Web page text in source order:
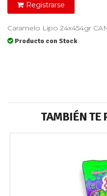
Registrarse
Caramelo Lipo 24x454gr
Producto con Stock
TAMBIÉN TE